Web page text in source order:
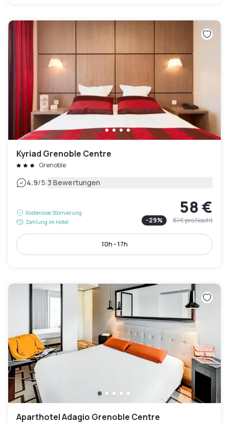
Kyriad Grenoble Centre
Grenoble
4.9/5|3 Bewertungen
Kostenlose Stornierung
Zahlung im Hotel
58 €
-29% 81 €pro Nacht
10h - 17h
Aparthotel Adagio Grenoble Centre